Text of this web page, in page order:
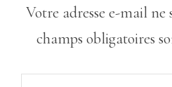
Votre adresse e-mail ne
champs obligatoires